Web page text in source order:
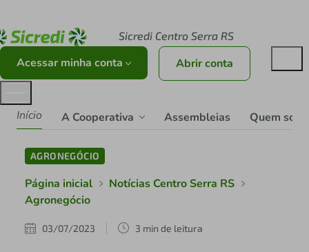
Sicredi Centro Serra RS
Acessar minha conta Abrir conta
Início A Cooperativa Assembleias Quem
AGRONEGÓCIO
Página inicial
Notícias Centro Serra RS
Agronegócio
03/07/2023 3 min de leitura